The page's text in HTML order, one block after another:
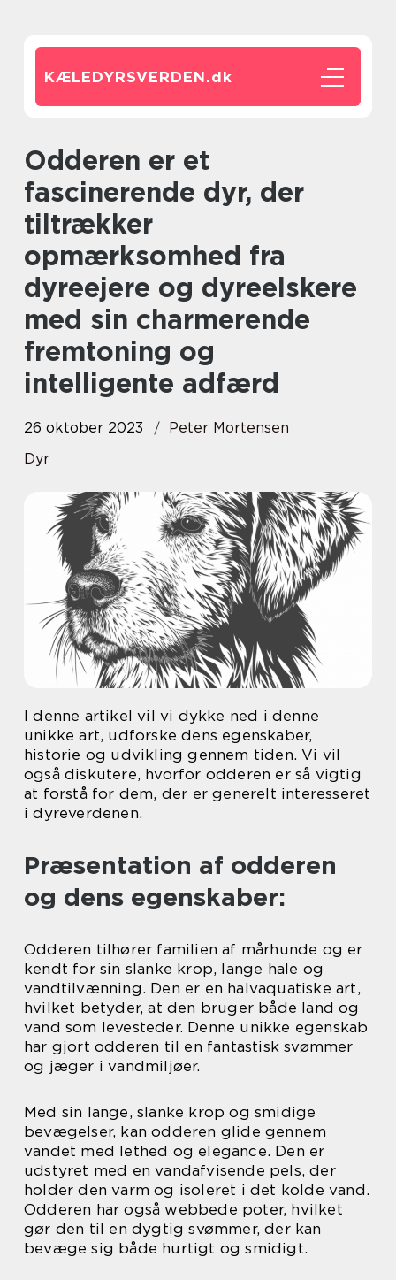
KÆLEDYRSVERDEN.dk
Odderen er et
fascinerende dyr, der
tiltrækker
opmærksomhed fra
dyreejere og dyreelskere
med sin charmerende
fremtoning og
intelligente adfærd
26 oktober 2023
Peter Mortensen
Dyr
I denne artikel vil vi dykke ned i denne
unikke art, udforske dens egenskaber,
historie og udvikling gennem tiden. Vi vil
også diskutere, hvorfor odderen er så vigtig
at forstå for dem, der er generelt interesseret
i dyreverdenen.
Præsentation af odderen
og dens egenskaber:
Odderen tilhører familien af mårhunde og er
kendt for sin slanke krop, lange hale og
vandtilvænning. Den er en halvaquatiske art,
hvilket betyder, at den bruger både land og
vand som levesteder. Denne unikke egenskab
har gjort odderen til en fantastisk svømmer
og jæger i vandmiljøer.
Med sin lange, slanke krop og smidige
bevægelser, kan odderen glide gennem
vandet med lethed og elegance. Den er
udstyret med en vandafvisende pels, der
holder den varm og isoleret i det kolde vand.
Odderen har også webbede poter, hvilket
gør den til en dygtig svømmer, der kan
bevæge sig både hurtigt og smidigt.